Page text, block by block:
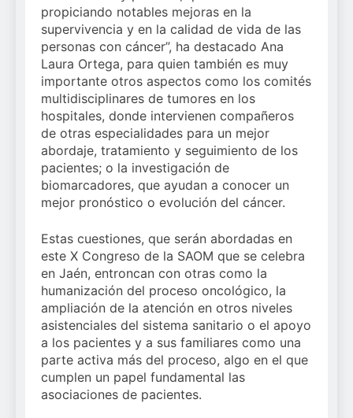
propiciando notables mejoras en la
supervivencia y en la calidad de vida de las
personas con cáncer”, ha destacado Ana
Laura Ortega, para quien también es muy
importante otros aspectos como los comités
multidisciplinares de tumores en los
hospitales, donde intervienen compañeros
de otras especialidades para un mejor
abordaje, tratamiento y seguimiento de los
pacientes; o la investigación de
biomarcadores, que ayudan a conocer un
mejor pronóstico o evolución del cáncer.
Estas cuestiones, que serán abordadas en
este X Congreso de la SAOM que se celebra
en Jaén, entroncan con otras como la
humanización del proceso oncológico, la
ampliación de la atención en otros niveles
asistenciales del sistema sanitario o el apoyo
a los pacientes y a sus familiares como una
parte activa más del proceso, algo en el que
cumplen un papel fundamental las
asociaciones de pacientes.